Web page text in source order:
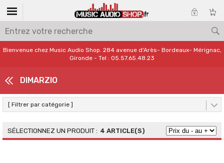
Bienvenue chez Music Audio Shop. 284 avenue d'Arès- Bordeaux- Mérignac,
Gironde - Tel : 05.57.65.48.23
DIMARZIO
[ Filtrer par catégorie ]
4 ARTICLE(S)